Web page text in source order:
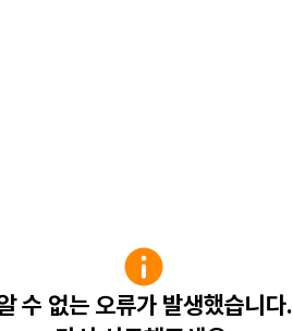
수 없는 오류가 발생했습니다.